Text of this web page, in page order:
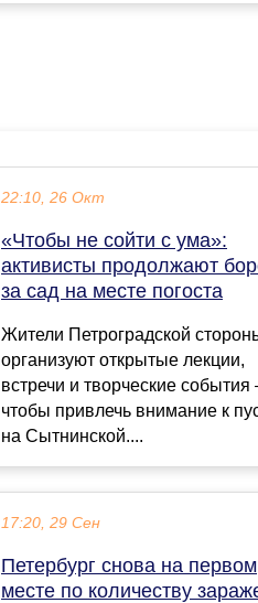
22:10, 26 Окт
«Чтобы не сойти с ума»:
активисты продолжают
за сад на месте погоста
Жители Петроградской
организуют открытые лекции,
встречи и творческие
чтобы привлечь внимание к
на Сытнинской....
17:20, 29 Сен
Петербург снова на первом
месте по количеству